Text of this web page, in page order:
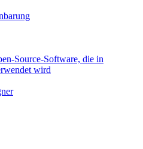
Source-Software, die in
wird